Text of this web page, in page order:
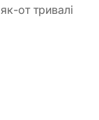
от тривалі